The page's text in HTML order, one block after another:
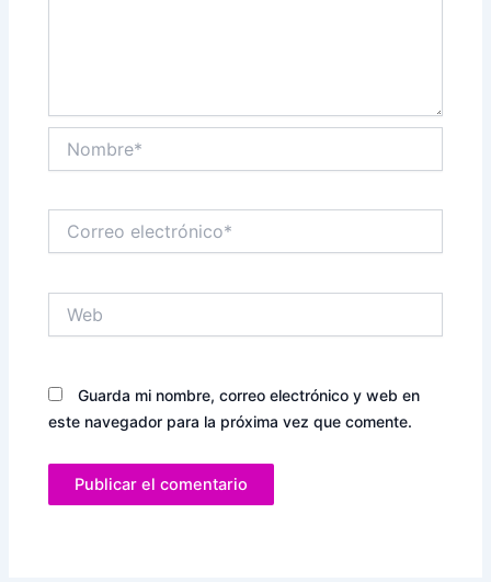
electrónico*
Guarda mi nombre, correo electrónico y web en
este navegador para la próxima vez que comente.